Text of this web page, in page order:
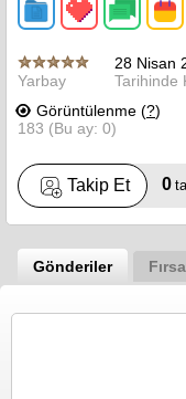
Yarbay
28 Nisan
Tarihinde
Görüntülenme (?)
183 (Bu ay: 0)
Takip Et 0
Gönderiler